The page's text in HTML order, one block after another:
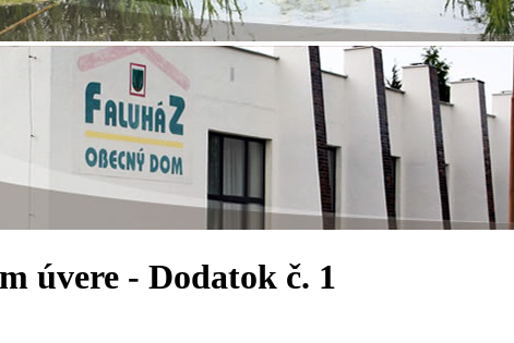
úvere - Dodatok č. 1